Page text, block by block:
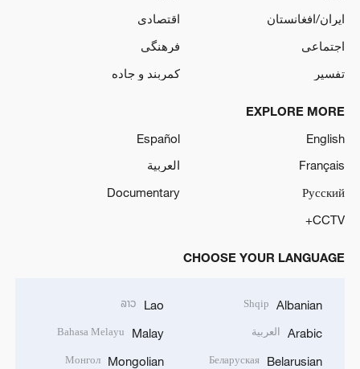
ایران/افغانستان
اقتصادی
اجتماعی
فرهنگی
تفسیر
کمربند و جاده
EXPLORE MORE
English
Español
Français
العربية
Русский
Documentary
CCTV+
CHOOSE YOUR LANGUAGE
Albanian
Shqip
Arabic العربية
Belarusian
Беларуская
Lao
ລາວ
Malay
Bahasa Melayu
Mongolian
Монгол